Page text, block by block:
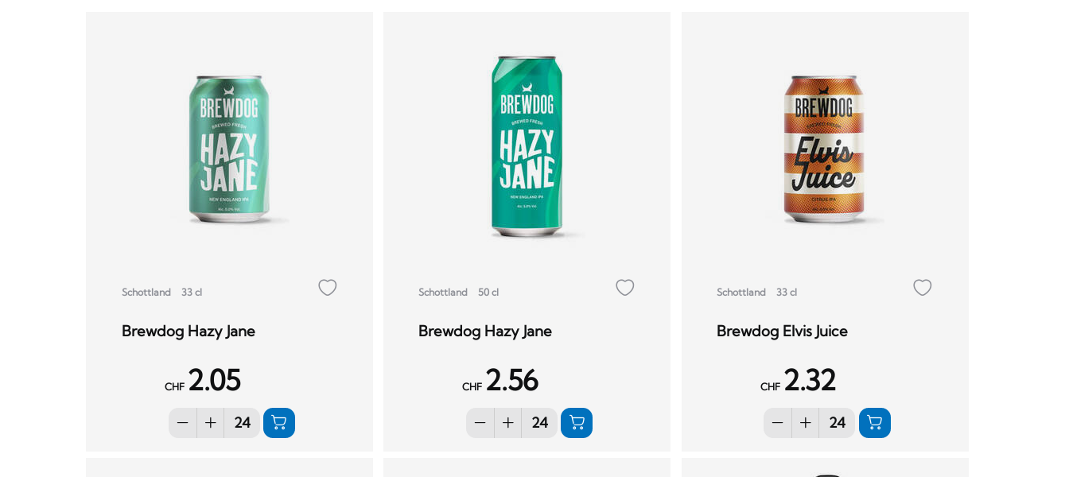
Schottland 33 cl
Brewdog Hazy Jane
CHF 2.05
Schottland 50 cl
Brewdog Hazy Jane
CHF 2.56
Schottland 33 cl
Brewdog Elvis Juice
CHF 2.32